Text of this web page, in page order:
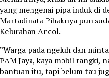
yang mengenai pipa induk di
Martadinata Pihaknya pun
Kelurahan Ancol.
”Warga pada ngeluh dan
PAM Jaya, kaya mobil tangki,
bantuan itu, tapi belum tau